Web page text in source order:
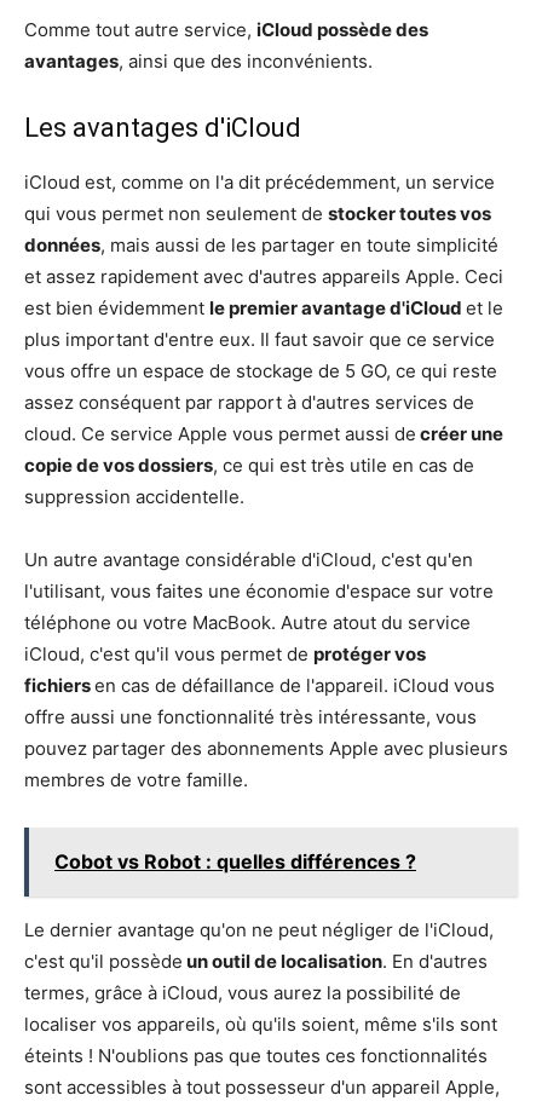
Comme tout autre service, iCloud possède des
avantages, ainsi que des inconvénients.
Les avantages d'iCloud
iCloud est, comme on l'a dit précédemment, un service
qui vous permet non seulement de stocker toutes vos
données, mais aussi de les partager en toute simplicité
et assez rapidement avec d'autres appareils Apple. Ceci
est bien évidemment le premier avantage d'iCloud et le
plus important d'entre eux. Il faut savoir que ce service
vous offre un espace de stockage de 5 GO, ce qui reste
assez conséquent par rapport à d'autres services de
cloud. Ce service Apple vous permet aussi de créer une
copie de vos dossiers, ce qui est très utile en cas de
suppression accidentelle.
Un autre avantage considérable d'iCloud, c'est qu'en
l'utilisant, vous faites une économie d'espace sur votre
téléphone ou votre MacBook. Autre atout du service
iCloud, c'est qu'il vous permet de protéger vos
fichiersen cas de défaillance de l'appareil. iCloud vous
offre aussi une fonctionnalité très intéressante, vous
pouvez partager des abonnements Apple avec plusieurs
membres de votre famille.
Cobot vs Robot : quelles différences ?
Le dernier avantage qu'on ne peut négliger de l'iCloud,
c'est qu'il possède un outil de localisation. En d'autres
termes, grâce à iCloud, vous aurez la possibilité de
localiser vos appareils, où qu'ils soient, même s'ils sont
éteints ! N'oublions pas que toutes ces fonctionnalités
sont accessibles à tout possesseur d'un appareil Apple,